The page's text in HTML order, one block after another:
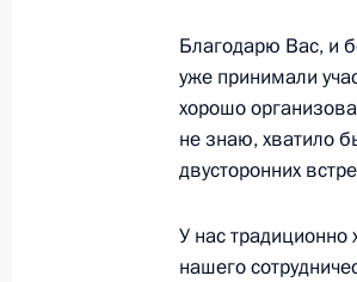
Саммит Россия
28 июля 2023 года,
Торжественный
Россия – Африка
Благодарю Вас, и
уже принимали
хорошо
не знаю, хватило
двусторонних
У нас
нашего